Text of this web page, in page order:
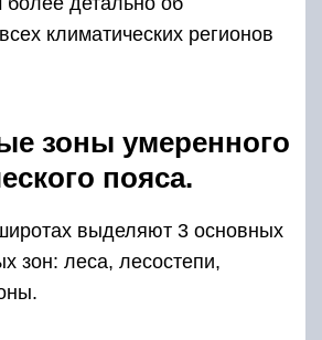
климатических регионов
зоны умеренного
пояса.
выделяют 3 основных
зон: леса, лесостепи,